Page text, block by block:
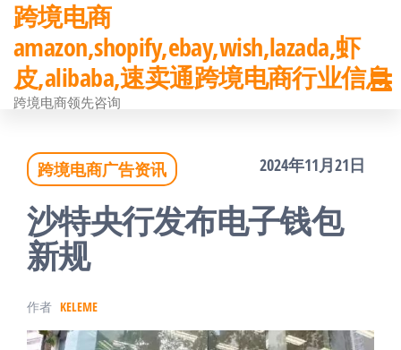
前
往
内
跨境电商
amazon,shopify,ebay,wish,lazada,虾
皮,alibaba,速卖通跨境电商行业信息
跨境电商领先咨询
跨境电商广告资讯 2024年11月21日
沙特央行发布电子钱包
新规
作者 KELEME